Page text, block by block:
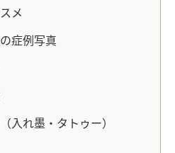
メ
症例写真
入れ墨・タトゥー）